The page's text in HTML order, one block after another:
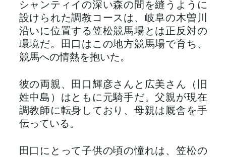
シャンティイの深い森の間を縫うように
設けられた調教コースは、岐阜の木曽川
沿いに位置する笠松競馬場とは正反対の
環境だ。田口はこの地方競馬場で育ち、
競馬への情熱を抱いた。
彼の両親、田口輝彦さんと広美さん（旧
姓中島）はともに元騎手だ。父親が現在
調教師に転身しており、母親は厩舎を手
伝っている。
田口にとって子供の頃の憧れは、笠松の